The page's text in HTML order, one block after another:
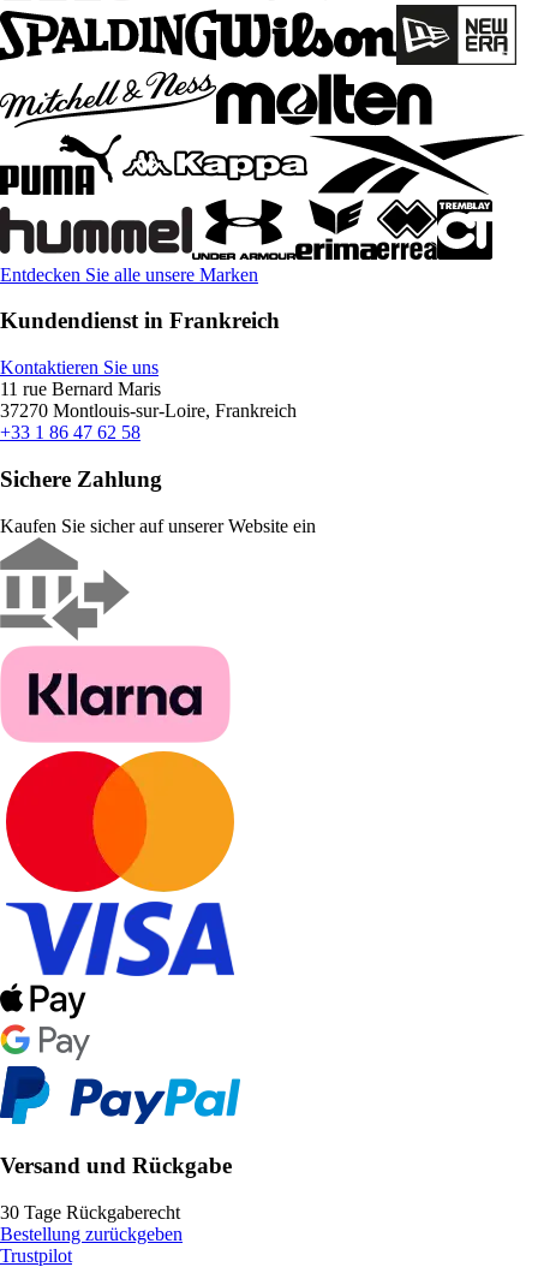
Entdecken Sie alle unsere Marken
Kundendienst in Frankreich
Kontaktieren Sie uns
11 rue Bernard Maris
37270 Montlouis-sur-Loire, Frankreich
+33 1 86 47 62 58
Sichere Zahlung
Kaufen Sie sicher auf unserer Website ein
Versand und Rückgabe
30 Tage Rückgaberecht
Bestellung zurückgeben
Trustpilot